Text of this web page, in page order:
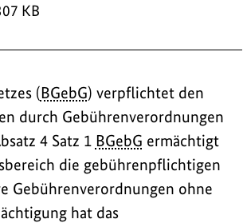
KB
(BGebG) verpflichtet den
durch Gebührenverordnungen
4 Satz 1 BGebG ermächtigt
die gebührenpflichtigen
Gebührenverordnungen ohne
hat das